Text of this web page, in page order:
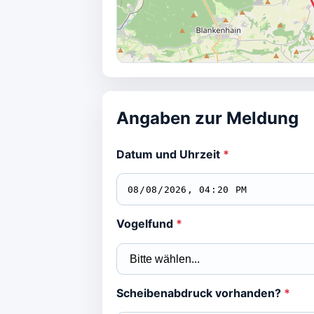
Angaben zur Meldung
Datum und Uhrzeit *
Vogelfund *
Scheibenabdruck vorhanden? *